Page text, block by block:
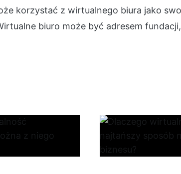
korzystać z wirtualnego biura jako
biuro może być adresem